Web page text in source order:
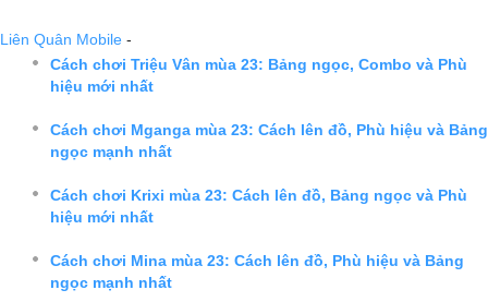
Liên Quân Mobile -
Cách chơi Triệu Vân mùa 23: Bảng ngọc, Combo và Phù
hiệu mới nhất
Cách chơi Mganga mùa 23: Cách lên đồ, Phù hiệu và Bảng
ngọc mạnh nhất
Cách chơi Krixi mùa 23: Cách lên đồ, Bảng ngọc và Phù
hiệu mới nhất
Cách chơi Mina mùa 23: Cách lên đồ, Phù hiệu và Bảng
ngọc mạnh nhất